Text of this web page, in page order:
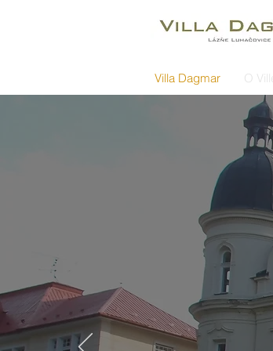
Villa Dagmar O Ville